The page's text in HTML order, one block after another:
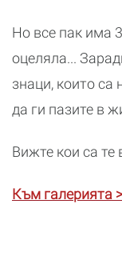
Но все пак има
оцеляла...
знаци, които са
да ги пазите в
Вижте кои са те
Към галерията